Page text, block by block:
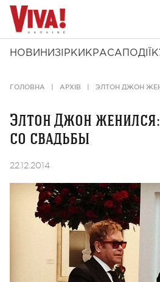
НОВИНИ ЗІРКИ КРАСА ПОДІЇ
ГОЛОВНА АРХІВ ЭЛТОН ДЖОН
Элтон Джон
со свадьбы
22.12.2014